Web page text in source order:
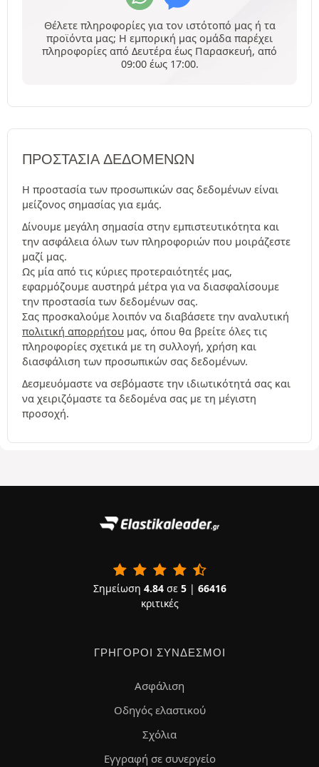
Θέλετε πληροφορίες για τον ιστότοπό μας ή τα
προϊόντα μας; Η εμπορική μας ομάδα παρέχει
πληροφορίες από Δευτέρα έως Παρασκευή, από
09:00 έως 17:00.
ΠΡΟΣΤΑΣΊΑ ΔΕΔΟΜΈΝΩΝ
Η προστασία των προσωπικών σας δεδομένων είναι
μείζονος σημασίας για εμάς.
Δίνουμε μεγάλη σημασία στην εμπιστευτικότητα και
την ασφάλεια όλων των πληροφοριών που μοιράζεστε
μαζί μας.
Ως μία από τις κύριες προτεραιότητές μας,
εφαρμόζουμε αυστηρά μέτρα για να διασφαλίσουμε
την προστασία των δεδομένων σας.
Σας προσκαλούμε λοιπόν να διαβάσετε την αναλυτική
πολιτική απορρήτου μας, όπου θα βρείτε όλες τις
πληροφορίες σχετικά με τη συλλογή, χρήση και
διασφάλιση των προσωπικών σας δεδομένων.
Δεσμευόμαστε να σεβόμαστε την ιδιωτικότητά σας και
να χειριζόμαστε τα δεδομένα σας με τη μέγιστη
προσοχή.
Σημείωση 4.84σε 5| 66416
κριτικές
ΓΡΉΓΟΡΟΙ ΣΎΝΔΕΣΜΟΙ
Ασφάλιση
Οδηγός ελαστικού
Σχόλια
Εγγραφή σε συνεργείο